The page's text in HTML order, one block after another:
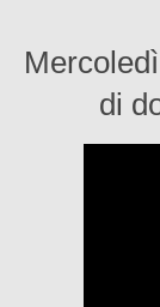
di